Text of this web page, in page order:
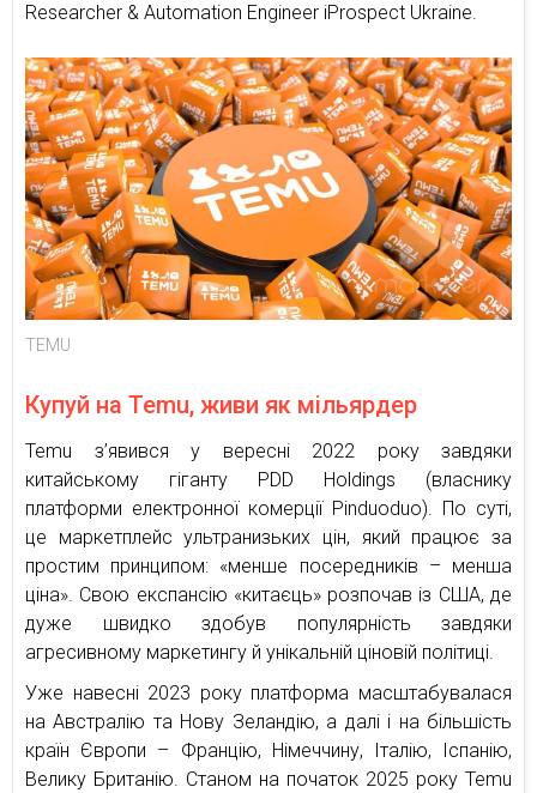
Researcher & Automation Engineer iProspect Ukraine.
TEMU
Купуй на Temu, живи як мільярдер
Temu з’явився у вересні 2022 року завдяки
китайському гіганту PDD Holdings (власнику
платформи електронної комерції Pinduoduo). По суті,
це маркетплейс ультранизьких цін, який працює за
простим принципом: «менше посередників – менша
ціна». Свою експансію «китаєць» розпочав із США, де
дуже швидко здобув популярність завдяки
агресивному маркетингу й унікальній ціновій політиці.
Уже навесні 2023 року платформа масштабувалася
на Австралію та Нову Зеландію, а далі і на більшість
країн Європи – Францію, Німеччину, Італію, Іспанію,
Велику Британію. Станом на початок 2025 року Temu